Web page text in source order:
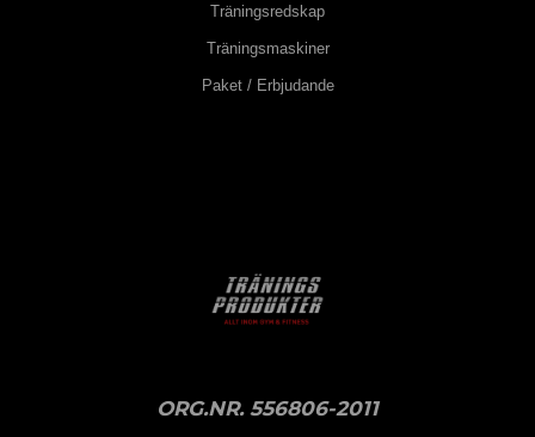
Träningsredskap
Träningsmaskiner
Paket / Erbjudande
ORG.NR. 556806-2011